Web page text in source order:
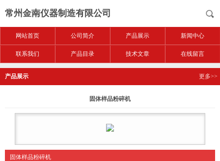
常州金南仪器制造有限公司
网站首页 公司简介 产品展示 新闻中心
联系我们 产品目录 技术文章 在线留言
产品展示 更多>>
固体样品粉碎机
固体样品粉碎机